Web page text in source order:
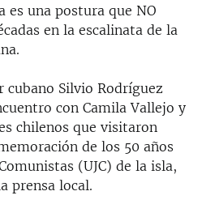
es una postura que NO
en la escalinata de la
Silvio Rodríguez
con Camila Vallejo y
chilenos que visitaron
de los 50 años
(UJC) de la isla,
prensa local.